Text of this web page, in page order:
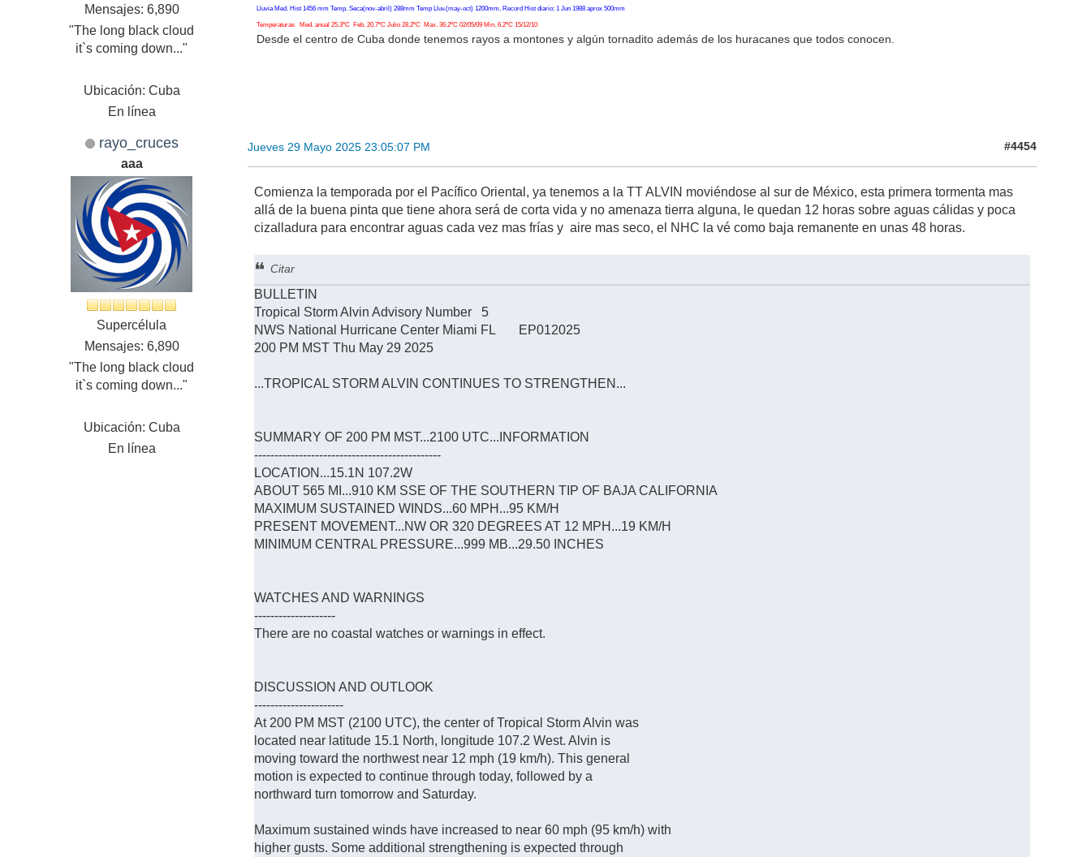
Mensajes: 6,890
"The long black cloud
it`s coming down..."
Ubicación: Cuba
En línea
Lluvia Med. Hist 1456 mm Temp. Seca(nov-abril) 288mm Temp Lluv.(may-oct) 1200mm, Record Hist diario: 1 Jun 1988 aprox 500mm
Temperaturas Med. anual 25.3ºC Feb. 20.7ºC Julio 28.2ºC Max. 36.2ºC 02/05/09 Min. 6.2ºC 15/12/10
Desde el centro de Cuba donde tenemos rayos a montones y algún tornadito además de los huracanes que todos conocen.
rayo_cruces
aaa
Supercélula
Mensajes: 6,890
"The long black cloud
it`s coming down..."
Ubicación: Cuba
En línea
Jueves 29 Mayo 2025 23:05:07 PM #4454
Comienza la temporada por el Pacífico Oriental, ya tenemos a la TT ALVIN moviéndose al sur de México, esta primera tormenta mas
allá de la buena pinta que tiene ahora será de corta vida y no amenaza tierra alguna, le quedan 12 horas sobre aguas cálidas y poca
cizalladura para encontrar aguas cada vez mas frías y aire mas seco, el NHC la vé como baja remanente en unas 48 horas.
Citar
BULLETIN
Tropical Storm Alvin Advisory Number 5
NWS National Hurricane Center Miami FL EP012025
200 PM MST Thu May 29 2025
...TROPICAL STORM ALVIN CONTINUES TO STRENGTHEN...
SUMMARY OF 200 PM MST...2100 UTC...INFORMATION
----------------------------------------------
LOCATION...15.1N 107.2W
ABOUT 565 MI...910 KM SSE OF THE SOUTHERN TIP OF BAJA CALIFORNIA
MAXIMUM SUSTAINED WINDS...60 MPH...95 KM/H
PRESENT MOVEMENT...NW OR 320 DEGREES AT 12 MPH...19 KM/H
MINIMUM CENTRAL PRESSURE...999 MB...29.50 INCHES
WATCHES AND WARNINGS
--------------------
There are no coastal watches or warnings in effect.
DISCUSSION AND OUTLOOK
----------------------
At 200 PM MST (2100 UTC), the center of Tropical Storm Alvin was
located near latitude 15.1 North, longitude 107.2 West. Alvin is
moving toward the northwest near 12 mph (19 km/h). This general
motion is expected to continue through today, followed by a
northward turn tomorrow and Saturday.
Maximum sustained winds have increased to near 60 mph (95 km/h) with
higher gusts. Some additional strengthening is expected through